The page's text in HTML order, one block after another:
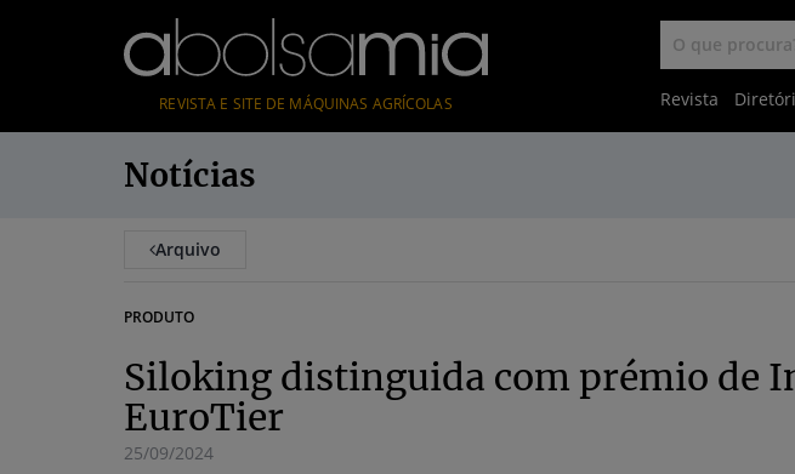
REVISTA E SITE DE MÁQUINAS AGRÍCOLAS Revista
Notícias
Arquivo
PRODUTO
Siloking distinguida com prémio de
EuroTier
25/09/2024